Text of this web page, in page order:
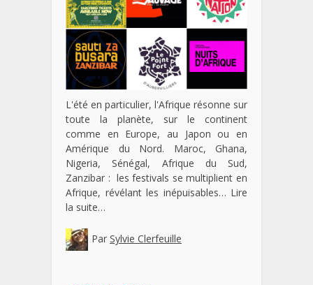
L'été en particulier, l'Afrique résonne sur
toute la planète, sur le continent
comme en Europe, au Japon ou en
Amérique du Nord. Maroc, Ghana,
Nigeria, Sénégal, Afrique du Sud,
Zanzibar : les festivals se multiplient en
Afrique, révélant les inépuisables… Lire
la suite…
Par Sylvie Clerfeuille